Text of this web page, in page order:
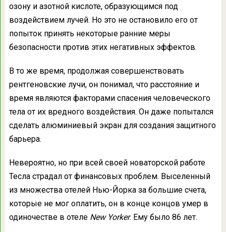
озону и азотной кислоте, образующимся под
воздействием лучей. Но это не остановило его от
попыток принять некоторые ранние меры
безопасности против этих негативных эффектов.
В то же время, продолжая совершенствовать
рентгеновские лучи, он понимал, что расстояние и
время являются факторами спасения человеческого
тела от их вредного воздействия. Он даже попытался
сделать алюминиевый экран для создания защитного
барьера.
Невероятно, но при всей своей новаторской работе
Тесла страдал от финансовых проблем. Выселенный
из множества отелей Нью-Йорка за большие счета,
которые не мог оплатить, он в конце концов умер в
одиночестве в отеле New Yorker. Ему было 86 лет.